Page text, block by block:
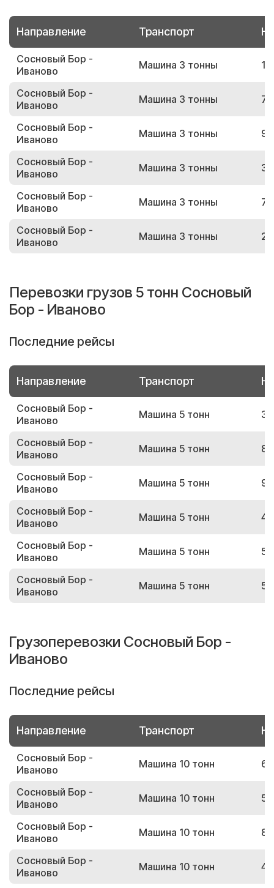
Направление Транспорт
Сосновый Бор -
Иваново
Машина 3 тонны
Сосновый Бор -
Иваново
Машина 3 тонны
Сосновый Бор -
Иваново
Машина 3 тонны
Сосновый Бор -
Иваново
Машина 3 тонны
Сосновый Бор -
Иваново
Машина 3 тонны
Сосновый Бор -
Иваново
Машина 3 тонны
Перевозки грузов 5 тонн Сосновый
Бор - Иваново
Последние рейсы
Направление Транспорт
Сосновый Бор -
Иваново
Машина 5 тонн
Сосновый Бор -
Иваново
Машина 5 тонн
Сосновый Бор -
Иваново
Машина 5 тонн
Сосновый Бор -
Иваново
Машина 5 тонн
Сосновый Бор -
Иваново
Машина 5 тонн
Сосновый Бор -
Иваново
Машина 5 тонн
Грузоперевозки Сосновый Бор -
Иваново
Последние рейсы
Направление Транспорт
Сосновый Бор -
Иваново
Машина 10 тонн
Сосновый Бор -
Иваново
Машина 10 тонн
Сосновый Бор -
Иваново
Машина 10 тонн
Сосновый Бор -
Иваново
Машина 10 тонн